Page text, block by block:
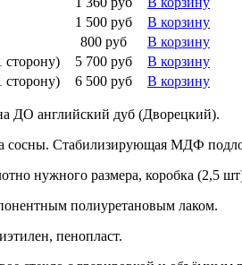
1 500 руб
В корзину
800 руб
В корзину
сторону)
5 700 руб
В корзину
сторону)
6 500 руб В корзину
ДО английский дуб (Дворецкий).
сосны. Стабилизирующая МДФ
нужного размера, коробка (2,5
полиуретановым лаком.
пенопласт.